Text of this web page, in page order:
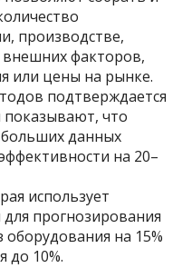
производстве,
внешних факторов,
или цены на рынке.
подтверждается
показывают, что
данных
на 20–
использует
прогнозирования
оборудования на 15%
до 10%.